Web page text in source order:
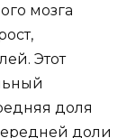
мозга
Этот
доля
доли